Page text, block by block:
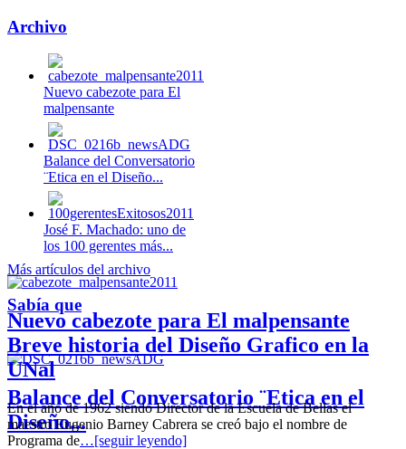
Archivo
Nuevo cabezote para El
malpensante
Balance del Conversatorio
¨Etica en el Diseño...
José F. Machado: uno de
los 100 gerentes más...
Nuevo cabezote para El malpensante
Balance del Conversatorio ¨Etica en el
Diseño...
Más artículos del archivo
Sabía que
Breve historia del Diseño Grafico en la
UNal
En el año de 1962 siendo Director de la Escuela de Bellas el
maestro Eugenio Barney Cabrera se creó bajo el nombre de
Programa de…[seguir leyendo]